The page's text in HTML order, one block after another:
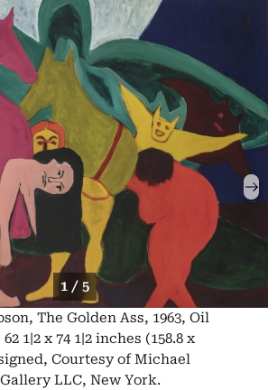
1 / 5
The Golden Ass, 1963, Oil
1|2 x 74 1|2 inches (158.8 x
Courtesy of Michael
LLC, New York.